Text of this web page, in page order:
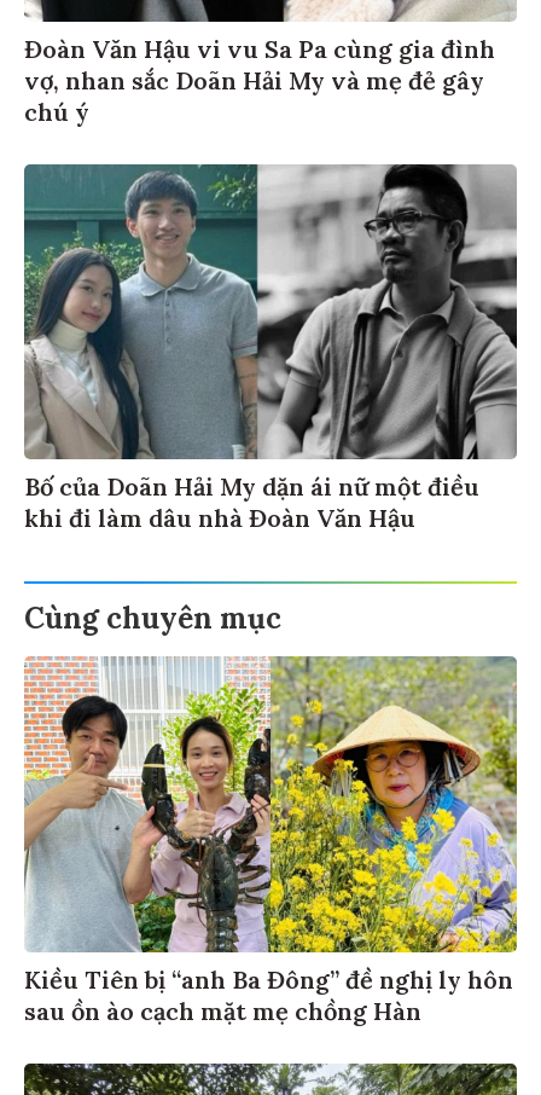
Đoàn Văn Hậu vi vu Sa Pa cùng gia đình
vợ, nhan sắc Doãn Hải My và mẹ đẻ gây
chú ý
Bố của Doãn Hải My dặn ái nữ một điều
khi đi làm dâu nhà Đoàn Văn Hậu
Cùng chuyên mục
Kiều Tiên bị “anh Ba Đông” đề nghị ly hôn
sau ồn ào cạch mặt mẹ chồng Hàn